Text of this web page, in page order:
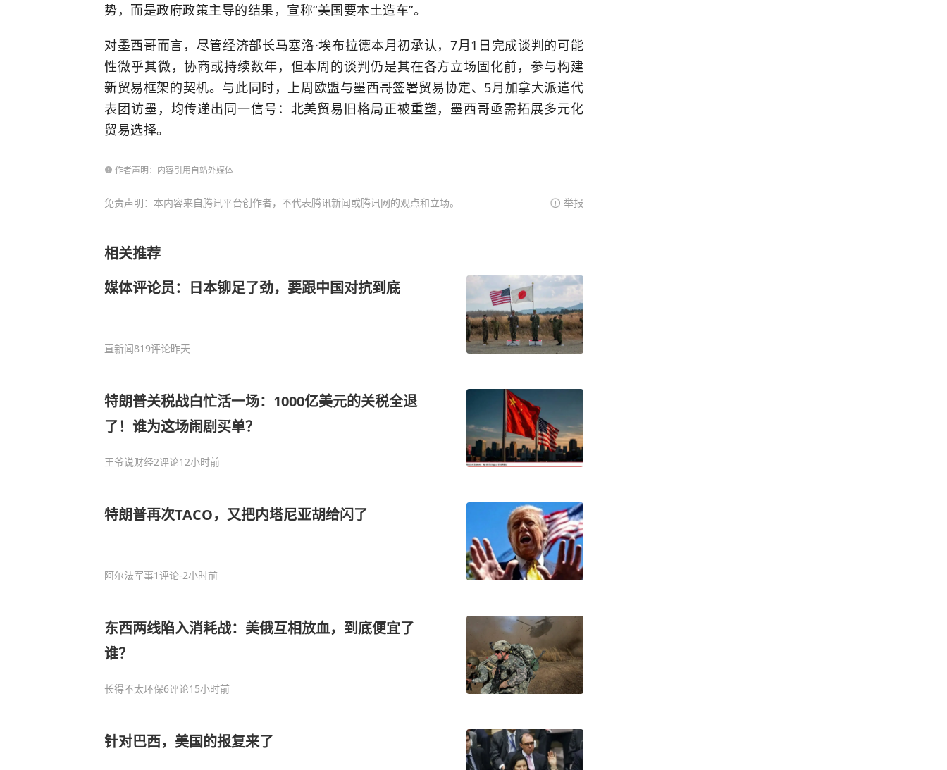
势，而是政府政策主导的结果，宣称“美国要本土造车”。
对墨西哥而言，尽管经济部长马塞洛·埃布拉德本月初承认，7月1日完成谈判的可能
性微乎其微，协商或持续数年，但本周的谈判仍是其在各方立场固化前，参与构建
新贸易框架的契机。与此同时，上周欧盟与墨西哥签署贸易协定、5月加拿大派遣代
表团访墨，均传递出同一信号：北美贸易旧格局正被重塑，墨西哥亟需拓展多元化
贸易选择。
作者声明：内容引用自站外媒体
免责声明：本内容来自腾讯平台创作者，不代表腾讯新闻或腾讯网的观点和立场。 举报
相关推荐
媒体评论员：日本铆足了劲，要跟中国对抗到底
直新闻819评论昨天
特朗普关税战白忙活一场：1000亿美元的关税全退
了！谁为这场闹剧买单？
王爷说财经2评论12小时前
特朗普再次TACO，又把内塔尼亚胡给闪了
阿尔法军事1评论-2小时前
东西两线陷入消耗战：美俄互相放血，到底便宜了
谁？
长得不太环保6评论15小时前
针对巴西，美国的报复来了